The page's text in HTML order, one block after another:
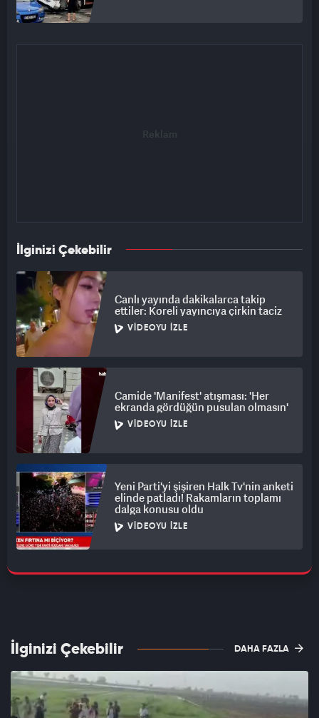
İlginizi Çekebilir
Canlı yayında dakikalarca takip
ettiler: Koreli yayıncıya çirkin taciz
VIDEOYU İZLE
Camide 'Manifest' atışması: 'Her
ekranda gördüğün pusulan olmasın'
VIDEOYU İZLE
Yeni Parti'yi şişiren Halk Tv'nin anketi
elinde patladı! Rakamların toplamı
dalga konusu oldu
VIDEOYU İZLE
İlginizi Çekebilir DAHA FAZLA